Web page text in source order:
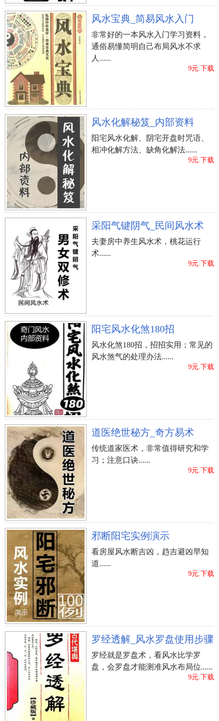
立即购买
立即购买
立即购买
風水书 台湾知青频道
上一篇：陈椿益《八字命理新解》八字书
风水宝典_简易风水入门
非常好的一本风水入门学习资料，
通俗易懂简明自己布局风水不求
人......
9元.下载
风水化解秘笈_内部资料
阳宅风水化解、阴宅开盘时咒语、
相冲化解方法、缺角化解法......
9元.下载
采阳气键阴气_民间风水术
夫妻房中养生风水术，桃花运行
术......
9元.下载
阳宅风水化煞180招
风水化煞180招，招招实用；常见的
风水煞气的处理办法......
9元.下载
道医绝世秘方_奇方易术
传统道家医术，非常值得研究和学
习；注意口诀......
9元.下载
邪断阳宅实例演示
看房屋风水断吉凶，趋吉避凶早知
道......
9元.下载
罗经透解_风水罗盘使用步骤
罗经就是罗盘术，看风水比学罗
盘，会罗盘才能测准风水布局位......
9元.下载